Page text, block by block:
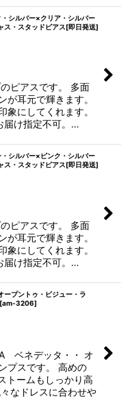
シルバー×クリア・シルバー
ス・スタッドピアス[即日発送]
ピアスです。 多面
が耳元で輝きます。
象にしてくれます。
届け指定不可。…
シルバー×ピンク・シルバー
ス・スタッドピアス[即日発送]
ピアスです。 多面
が耳元で輝きます。
象にしてくれます。
届け指定不可。…
ープントゥ・ビジュー・ラ
[am-3206]
ベネデッタ・・ オ
プスです。 高めの
ームもしっかり高
なドレスに合わせや